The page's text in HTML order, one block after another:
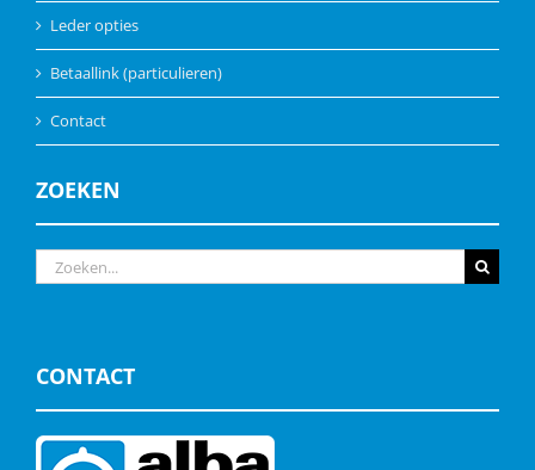
Leder opties
Betaallink (particulieren)
Contact
ZOEKEN
Zoeken
naar:
CONTACT